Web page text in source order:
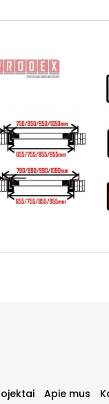
Apie mus